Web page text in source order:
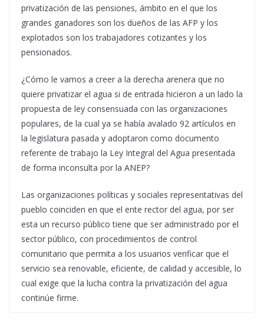
privatización de las pensiones, ámbito en el que los
grandes ganadores son los dueños de las AFP y los
explotados son los trabajadores cotizantes y los
pensionados.
¿Cómo le vamos a creer a la derecha arenera que no
quiere privatizar el agua si de entrada hicieron a un lado la
propuesta de ley consensuada con las organizaciones
populares, de la cual ya se había avalado 92 artículos en
la legislatura pasada y adoptaron como documento
referente de trabajo la Ley Integral del Agua presentada
de forma inconsulta por la ANEP?
Las organizaciones políticas y sociales representativas del
pueblo coinciden en que el ente rector del agua, por ser
esta un recurso público tiene que ser administrado por el
sector público, con procedimientos de control
comunitario que permita a los usuarios verificar que el
servicio sea renovable, eficiente, de calidad y accesible, lo
cual exige que la lucha contra la privatización del agua
continúe firme.